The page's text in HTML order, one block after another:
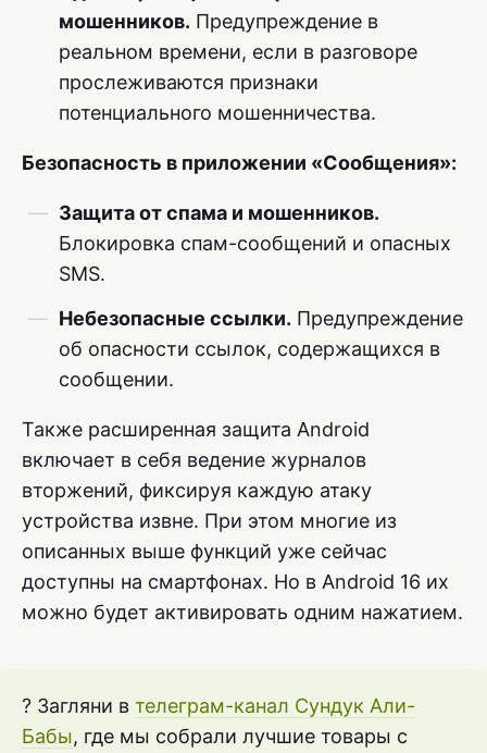
мошенников. Предупреждение в
реальном времени, если в разговоре
прослеживаются признаки
потенциального мошенничества.
Безопасность в приложении «Сообщения»:
Защита от спама и мошенников.
Блокировка спам-сообщений и опасных
SMS.
Небезопасные ссылки. Предупреждение
об опасности ссылок, содержащихся в
сообщении.
Также расширенная защита Android
включает в себя ведение журналов
вторжений, фиксируя каждую атаку
устройства извне. При этом многие из
описанных выше функций уже сейчас
доступны на смартфонах. Но в Android 16 их
можно будет активировать одним нажатием.
? Загляни в телеграм-канал Сундук Али-
Бабы, где мы собрали лучшие товары с